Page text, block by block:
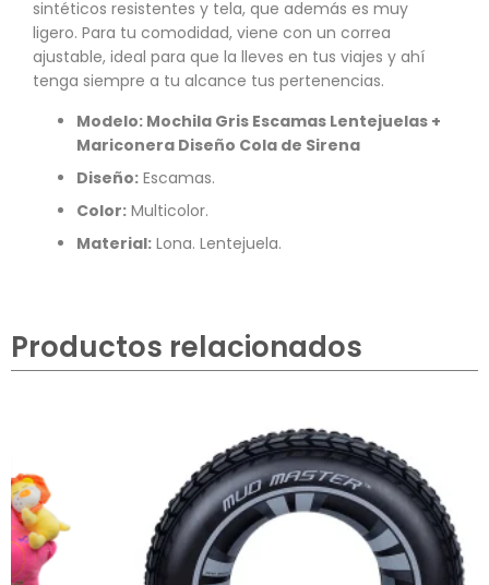
sintéticos resistentes y tela, que además es muy
ligero. Para tu comodidad, viene con un correa
ajustable, ideal para que la lleves en tus viajes y ahí
tenga siempre a tu alcance tus pertenencias.
Modelo: Mochila Gris Escamas Lentejuelas +
Mariconera Diseño Cola de Sirena
Diseño: Escamas.
Color: Multicolor.
Material: Lona. Lentejuela.
Productos relacionados